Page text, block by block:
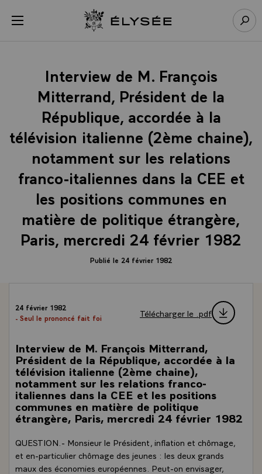
menu Retour à l’accueil Élysée
Interview de M. François
Mitterrand, Président de la
République, accordée à la
télévision italienne (2ème chaine),
notamment sur les relations
franco-italiennes dans la CEE et
les positions communes en
matière de politique étrangère,
Paris, mercredi 24 février 1982
Publié le 24 février 1982
24 février 1982
- Seul le prononcé fait foi
Télécharger le .pdf
Interview de M. François Mitterrand,
Président de la République, accordée à la
télévision italienne (2ème chaine),
notamment sur les relations franco-
italiennes dans la CEE et les positions
communes en matière de politique
étrangère, Paris, mercredi 24 février 1982
QUESTION.- Monsieur le Président, inflation et chômage,
et en-particulier chômage des jeunes : les deux grands
maux des économies européennes. Peut-on envisager,
Panneau de gestion des cookies